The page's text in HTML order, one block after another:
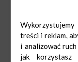
treści i reklam,
i analizować
jak korzystasz